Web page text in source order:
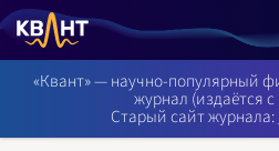
НОМЕРА СТАТЬИ ЗАДАЧИ
NB: Сортировка результатов — по
«Квант» — научно-популярный
журнал (издаётся с
Старый сайт журнала: